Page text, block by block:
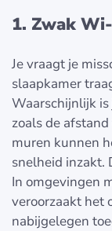
1. Zwak
Je vraagt je
slaapkamer
Waarschijnlijk
zoals de
muren kunnen
snelheid inzakt.
In omgevingen
veroorzaakt het
nabijgelegen